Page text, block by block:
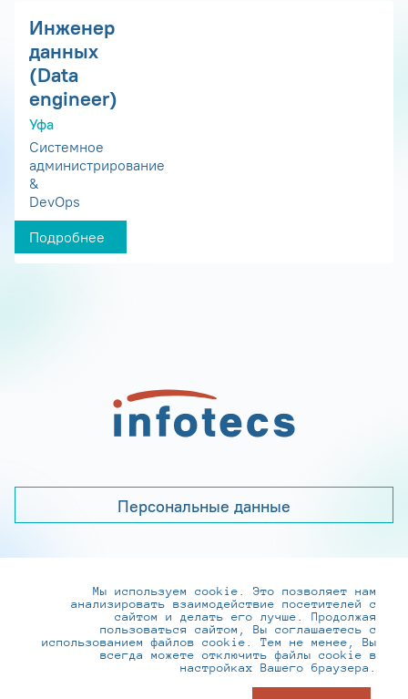
Инженер
данных
(Data
engineer)
Уфа
Системное
администрирование
&
DevOps
Подробнее
Персональные данные
+7 (495) 737-6192, 8-800-250-0-260
practice@infotecs.ru,hr@infotecs.ru
127273, г. Москва, Отрадная ул., 2Б строение 1
Мы используем cookie. Это позволяет нам
анализировать взаимодействие посетителей с
сайтом и делать его лучше. Продолжая
пользоваться сайтом, Вы соглашаетесь с
использованием файлов cookie. Тем не менее, Вы
всегда можете отключить файлы cookie в
настройках Вашего браузера.